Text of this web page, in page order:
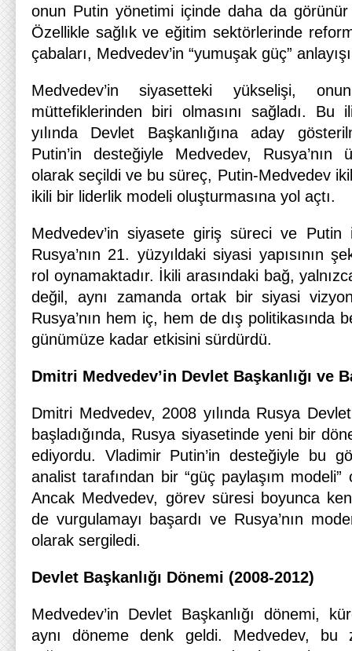
onun Putin yönetimi içinde daha da görünür
Özellikle sağlık ve eğitim sektörlerinde
çabaları, Medvedev’in “yumuşak güç”
Medvedev’in siyasetteki yükselişi,
müttefiklerinden biri olmasını sağladı. Bu
yılında Devlet Başkanlığına aday
Putin’in desteğiyle Medvedev, Rusya’nın
olarak seçildi ve bu süreç, Putin-Medvedev
ikili bir liderlik modeli oluşturmasına yol açtı.
Medvedev’in siyasete giriş süreci ve Putin
Rusya’nın 21. yüzyıldaki siyasi yapısının
rol oynamaktadır. İkili arasındaki bağ,
değil, aynı zamanda ortak bir siyasi
Rusya’nın hem iç, hem de dış politikasında
günümüze kadar etkisini sürdürdü.
Dmitri Medvedev’in Devlet Başkanlığı ve
Dmitri Medvedev, 2008 yılında Rusya
başladığında, Rusya siyasetinde yeni bir
ediyordu. Vladimir Putin’in desteğiyle bu
analist tarafından bir “güç paylaşım
Ancak Medvedev, görev süresi boyunca
de vurgulamayı başardı ve Rusya’nın
olarak sergiledi.
Devlet Başkanlığı Dönemi (2008-2012)
Medvedev’in Devlet Başkanlığı dönemi,
aynı döneme denk geldi. Medvedev, bu